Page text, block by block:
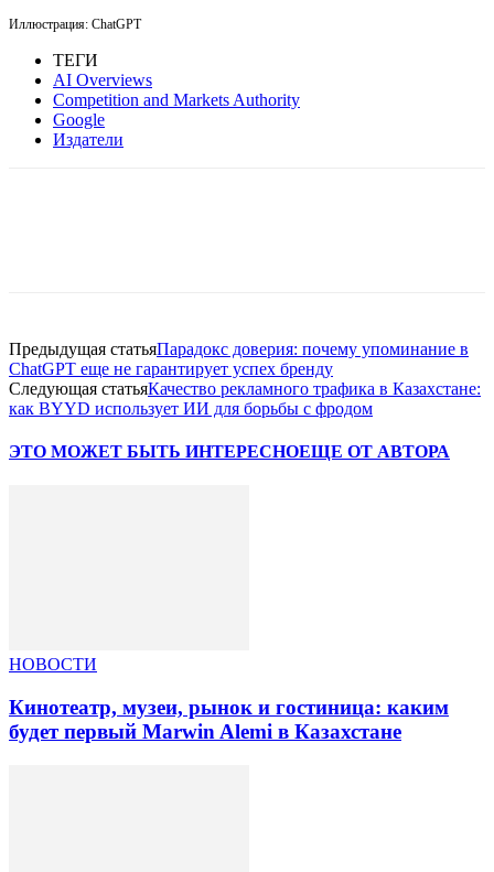
Иллюстрация: ChatGPT
ТЕГИ
AI Overviews
Competition and Markets Authority
Google
Издатели
Предыдущая статьяПарадокс доверия: почему упоминание в
ChatGPT еще не гарантирует успех бренду
Следующая статьяКачество рекламного трафика в Казахстане:
как BYYD использует ИИ для борьбы с фродом
ЭТО МОЖЕТ БЫТЬ ИНТЕРЕСНОЕЩЕ ОТ АВТОРА
НОВОСТИ
Кинотеатр, музеи, рынок и гостиница: каким
будет первый Marwin Alemi в Казахстане